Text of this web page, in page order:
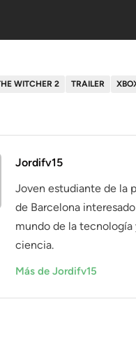
WITCHER 2 TRAILER
Jordifv15
Joven estudiante de la
de Barcelona
mundo de la tecnología
ciencia.
Más de Jordifv15